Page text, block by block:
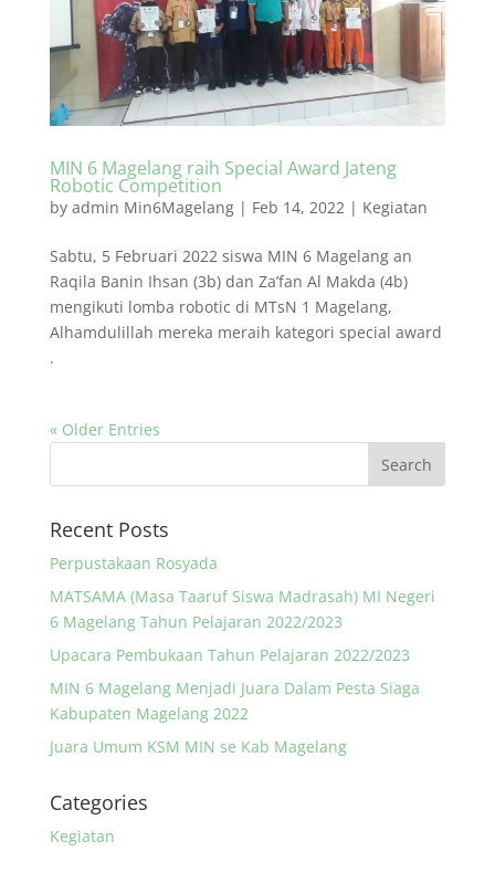
MIN 6 Magelang raih Special Award Jateng
Robotic Competition
by admin Min6Magelang| Feb 14, 2022| Kegiatan
Sabtu, 5 Februari 2022 siswa MIN 6 Magelang an
Raqila Banin Ihsan (3b) dan Za’fan Al Makda (4b)
mengikuti lomba robotic di MTsN 1 Magelang,
Alhamdulillah mereka meraih kategori special award
.
« Older Entries
Recent Posts
Perpustakaan Rosyada
MATSAMA (Masa Taaruf Siswa Madrasah) MI Negeri
6 Magelang Tahun Pelajaran 2022/2023
Upacara Pembukaan Tahun Pelajaran 2022/2023
MIN 6 Magelang Menjadi Juara Dalam Pesta Siaga
Kabupaten Magelang 2022
Juara Umum KSM MIN se Kab Magelang
Categories
Kegiatan